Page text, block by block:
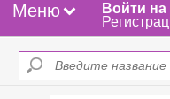
Меню
Войти на